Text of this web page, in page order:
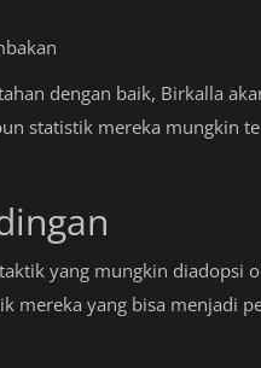
dengan baik, Birkalla
statistik mereka mungkin
yang mungkin diadopsi
mereka yang bisa menjadi